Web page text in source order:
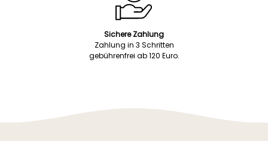
Sichere Zahlung
Zahlung in 3 Schritten
gebührenfrei ab 120 Euro.